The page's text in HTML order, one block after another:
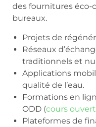
des fournitures éco-
bureaux.
Projets de
Réseaux
traditionnels et
Applications
qualité de l’eau.
Formations en
ODD (cours
Plateformes de